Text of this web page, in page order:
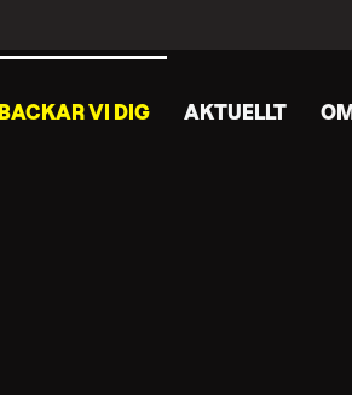
VI DIG AKTUELLT